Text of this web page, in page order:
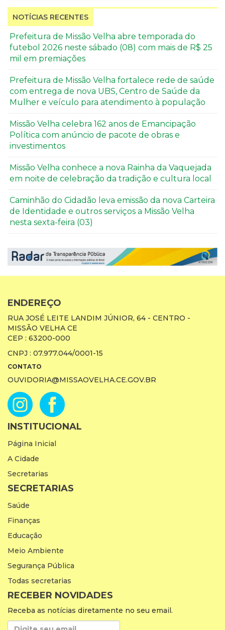
NOTÍCIAS RECENTES
Prefeitura de Missão Velha abre temporada do
futebol 2026 neste sábado (08) com mais de R$ 25
mil em premiações
Prefeitura de Missão Velha fortalece rede de saúde
com entrega de nova UBS, Centro de Saúde da
Mulher e veículo para atendimento à população
Missão Velha celebra 162 anos de Emancipação
Política com anúncio de pacote de obras e
investimentos
Missão Velha conhece a nova Rainha da Vaquejada
em noite de celebração da tradição e cultura local
Caminhão do Cidadão leva emissão da nova Carteira
de Identidade e outros serviços a Missão Velha
nesta sexta-feira (03)
ENDEREÇO
RUA JOSÉ LEITE LANDIM JÚNIOR, 64 - CENTRO -
MISSÃO VELHA CE
CEP : 63200-000
CNPJ : 07.977.044/0001-15
CONTATO
OUVIDORIA@MISSAOVELHA.CE.GOV.BR
INSTITUCIONAL
Página Inicial
A Cidade
Secretarias
SECRETARIAS
Saúde
Finanças
Educação
Meio Ambiente
Segurança Pública
Todas secretarias
RECEBER NOVIDADES
Receba as notícias diretamente no seu email.